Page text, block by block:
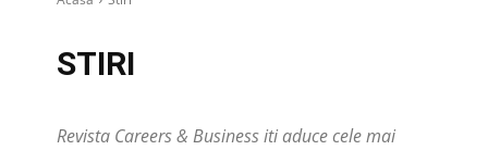
STIRI
Revista Careers & Business iti aduce cele mai